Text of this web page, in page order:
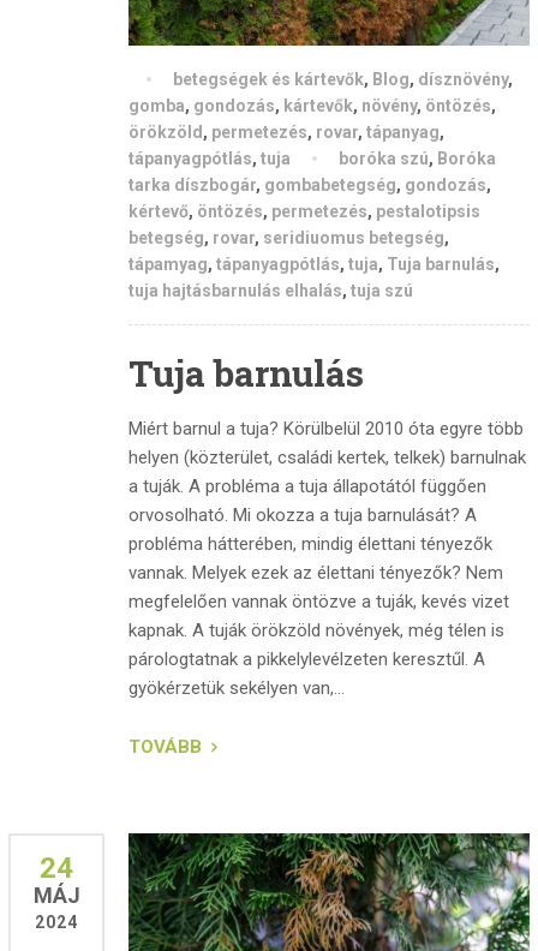
betegségek és kártevők, Blog, dísznövény,
gomba, gondozás, kártevők, növény, öntözés,
örökzöld , permetezés, rovar, tápanyag,
tápanyagpótlás, tuja boróka szú, Boróka
tarka díszbogár, gombabetegség, gondozás,
kértevő, öntözés, permetezés, pestalotipsis
betegség, rovar, seridiuomus betegség,
tápamyag, tápanyagpótlás, tuja, Tuja barnulás,
tuja hajtásbarnulás elhalás, tuja szú
Tuja barnulás
Miért barnul a tuja? Körülbelül 2010 óta egyre több
helyen (közterület, családi kertek, telkek) barnulnak
a tuják. A probléma a tuja állapotától függően
orvosolható. Mi okozza a tuja barnulását? A
probléma hátterében, mindig élettani tényezők
vannak. Melyek ezek az élettani tényezők? Nem
megfelelően vannak öntözve a tuják, kevés vizet
kapnak. A tuják örökzöld növények, még télen is
párologtatnak a pikkelylevélzeten keresztűl. A
gyökérzetük sekélyen van,...
TOVÁBB
24
MÁJ
2024